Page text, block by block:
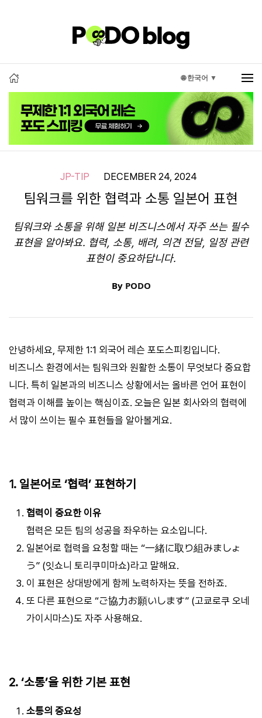
🌐 한국어 ▼
JP-TIP DECEMBER 24, 2024
팀워크를 위한 협력과 소통 일본어 표현
팀워크와 소통을 위해 일본 비즈니스에서 자주 쓰는 필수
표현을 알아봐요. 협력, 소통, 배려, 의견 전달, 일정 관련
표현이 중요하답니다.
By PODO
안녕하세요, 무제한 1:1 외국어 레슨 포도스피킹입니다.
비즈니스 환경에서는 팀워크와 원활한 소통이 무엇보다 중요합
니다. 특히 일본과의 비즈니스 상황에서는 올바른 언어 표현이
협력과 이해를 높이는 핵심이죠. 오늘은 일본 회사와의 협력에
서 많이 쓰이는 필수 표현들을 알아볼게요.
1. 일본어로 ‘협력’ 표현하기
협력이 중요한 이유
협력은 모든 팀의 성공을 좌우하는 요소입니다.
일본어로 협력을 요청할 때는 “一緒に取り組みましょ
う” (잇쇼니 토리쿠미마쇼)라고 말해요.
이 표현은 상대방에게 함께 노력하자는 뜻을 전하죠.
또 다른 표현으로 “ご協力お願いします” (고쿄로쿠 오네
가이시마스)도 자주 사용해요.
2. ‘소통’을 위한 기본 표현
소통의 중요성